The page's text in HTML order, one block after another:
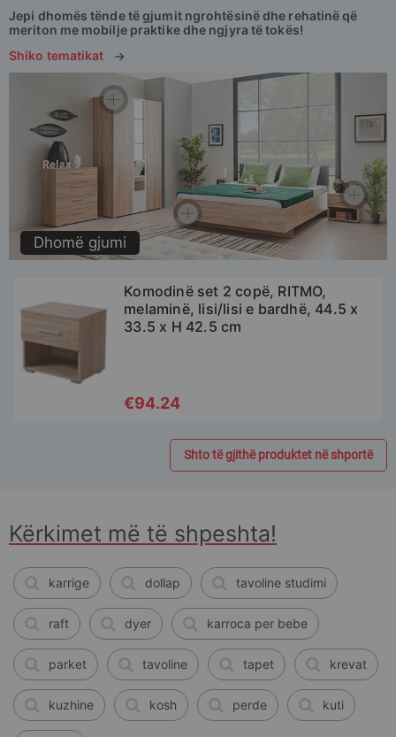
Jepi dhomës tënde të gjumit ngrohtësinë dhe rehatinë që
meriton me mobilje praktike dhe ngjyra të tokës!
Shiko tematikat
Dhomë gjumi
Komodinë set 2 copë, RITMO,
melaminë, lisi/lisi e bardhë, 44.5 x
33.5 x H 42.5 cm
€94.24
SHTO NË SHPORTË
Shto të gjithë produktet në shportë
Kërkimet më të shpeshta!
karrige dollap tavoline studimi
raft dyer karroca per bebe
parket tavoline tapet krevat
kuzhine kosh perde kuti